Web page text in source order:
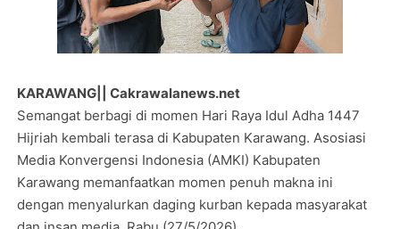
KARAWANG|| Cakrawalanews.net
Semangat berbagi di momen Hari Raya Idul Adha 1447
Hijriah kembali terasa di Kabupaten Karawang. Asosiasi
Media Konvergensi Indonesia (AMKI) Kabupaten
Karawang memanfaatkan momen penuh makna ini
dengan menyalurkan daging kurban kepada masyarakat